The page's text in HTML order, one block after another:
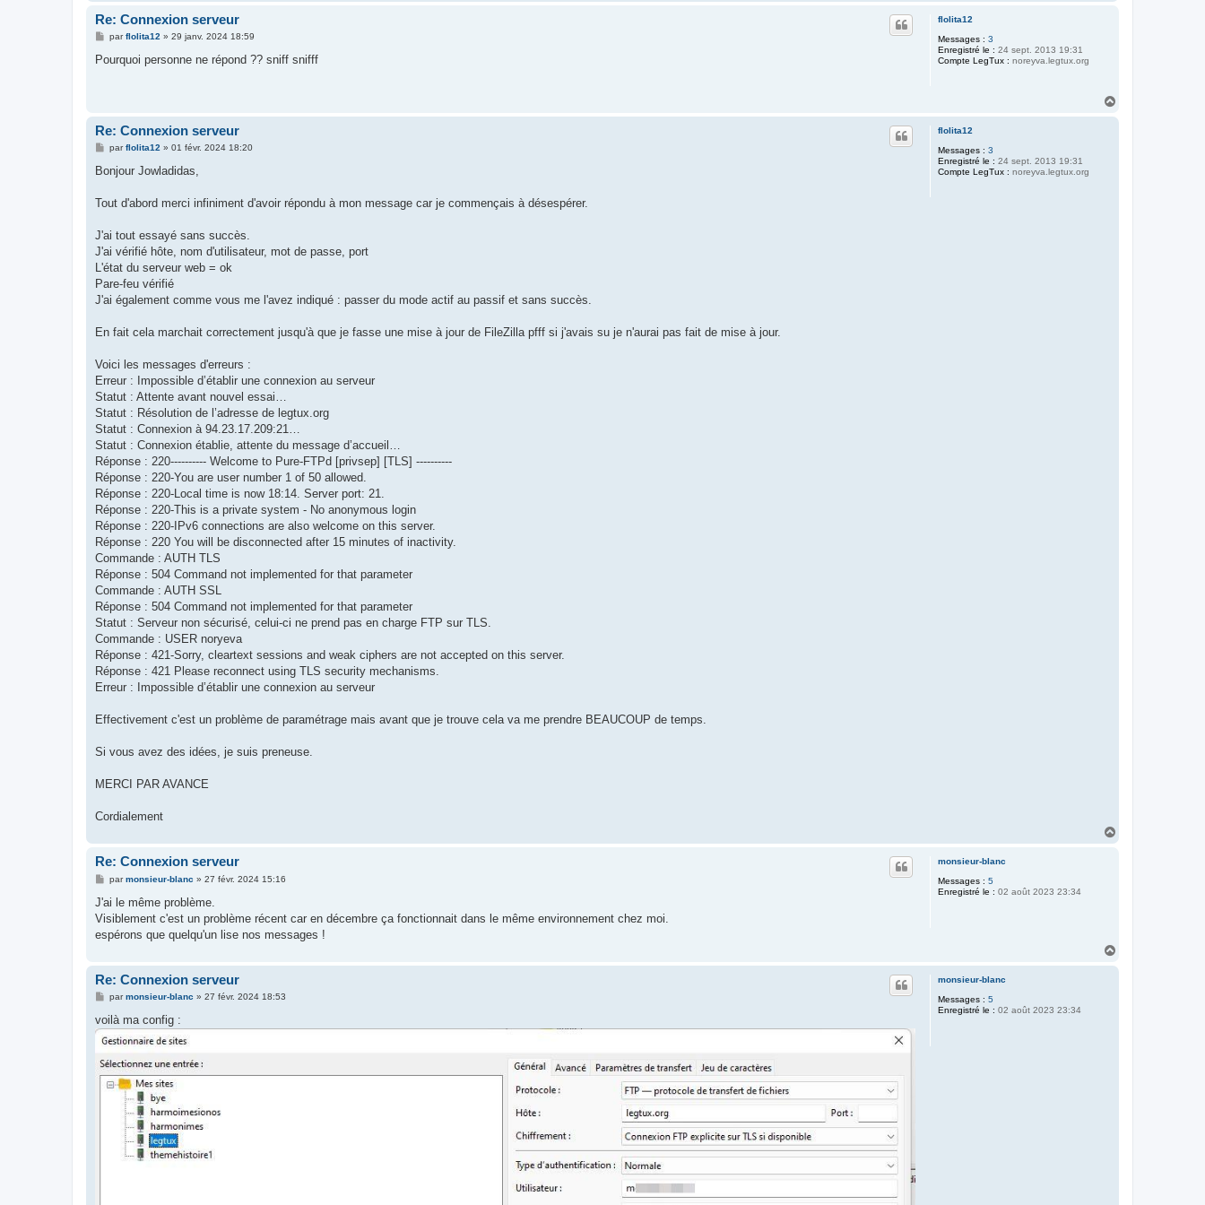
flolita12
Messages : 3
Enregistré le : 24 sept. 2013 19:31
Compte LegTux : noreyva.legtux.org
Re: Connexion serveur
M
s
parflolita12 » 29 janv. 2024 18:59
Pourquoi personne ne répond ?? sniff snifff
flolita12
Messages : 3
Enregistré le : 24 sept. 2013 19:31
Compte LegTux : noreyva.legtux.org
Re: Connexion serveur
M
s
g
parflolita12 » 01 févr. 2024 18:20
Bonjour Jowladidas,
Tout d'abord merci infiniment d'avoir répondu à mon message car je commençais à désespérer.
J'ai tout essayé sans succès.
J'ai vérifié hôte, nom d'utilisateur, mot de passe, port
L'état du serveur web = ok
Pare-feu vérifié
J'ai également comme vous me l'avez indiqué : passer du mode actif au passif et sans succès.
En fait cela marchait correctement jusqu'à que je fasse une mise à jour de FileZilla pfff si j'avais su je n'aurai pas fait de mise à jour.
Voici les messages d'erreurs :
Erreur : Impossible d’établir une connexion au serveur
Statut : Attente avant nouvel essai…
Statut : Résolution de l’adresse de legtux.org
Statut : Connexion à 94.23.17.209:21…
Statut : Connexion établie, attente du message d’accueil…
Réponse : 220---------- Welcome to Pure-FTPd [privsep] [TLS] ----------
Réponse : 220-You are user number 1 of 50 allowed.
Réponse : 220-Local time is now 18:14. Server port: 21.
Réponse : 220-This is a private system - No anonymous login
Réponse : 220-IPv6 connections are also welcome on this server.
Réponse : 220 You will be disconnected after 15 minutes of inactivity.
Commande : AUTH TLS
Réponse : 504 Command not implemented for that parameter
Commande : AUTH SSL
Réponse : 504 Command not implemented for that parameter
Statut : Serveur non sécurisé, celui‐ci ne prend pas en charge FTP sur TLS.
Commande : USER noryeva
Réponse : 421-Sorry, cleartext sessions and weak ciphers are not accepted on this server.
Réponse : 421 Please reconnect using TLS security mechanisms.
Erreur : Impossible d’établir une connexion au serveur
Effectivement c'est un problème de paramétrage mais avant que je trouve cela va me prendre BEAUCOUP de temps.
Si vous avez des idées, je suis preneuse.
MERCI PAR AVANCE
Cordialement
monsieur-blanc
Messages : 5
Enregistré le : 02 août 2023 23:34
Re: Connexion serveur
M
s
a
g
e
parmonsieur-blanc » 27 févr. 2024 15:16
J'ai le même problème.
Visiblement c'est un problème récent car en décembre ça fonctionnait dans le même environnement chez moi.
espérons que quelqu'un lise nos messages !
monsieur-blanc
Messages : 5
Enregistré le : 02 août 2023 23:34
Re: Connexion serveur
M
s
s
a
e
parmonsieur-blanc » 27 févr. 2024 18:53
voilà ma config :